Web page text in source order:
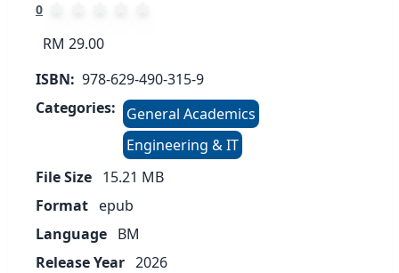
0
RM 29.00
ISBN: 978-629-490-315-9
Categories:
General Academics
Engineering & IT
File Size 15.21 MB
Format epub
Language BM
Release Year 2026